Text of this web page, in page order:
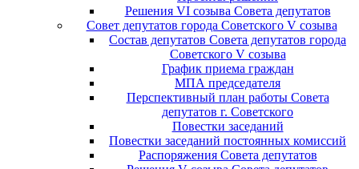
Решения VI созыва Совета депутатов
Совет депутатов города Советского V созыва
Состав депутатов Совета депутатов города
Советского V созыва
График приема граждан
МПА председателя
Перспективный план работы Совета
депутатов г. Советского
Повестки заседаний
Повестки заседаний постоянных комиссий
Распоряжения Совета депутатов